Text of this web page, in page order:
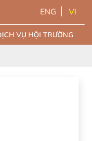
ENG VI
VỤ HỘI TRƯỜNG